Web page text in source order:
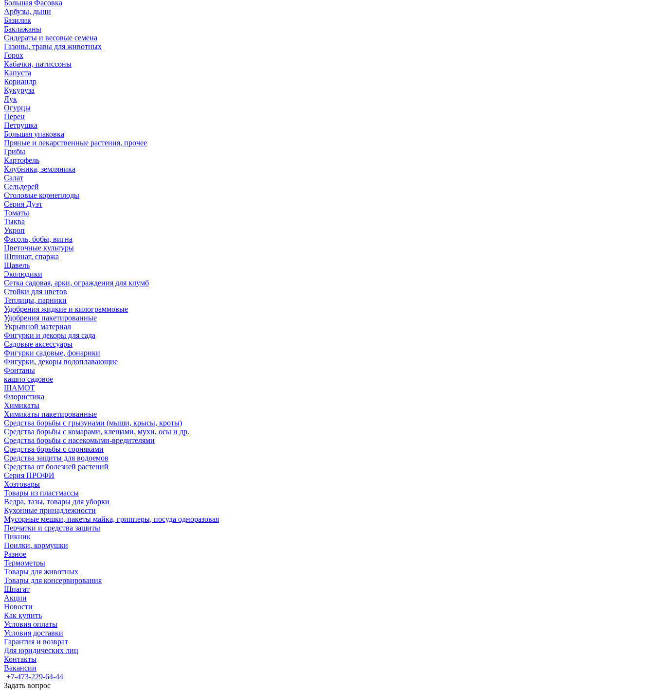
Большая Фасовка
Арбузы, дыни
Базилик
Баклажаны
Сидераты и весовые семена
Газоны, травы для животных
Горох
Кабачки, патиссоны
Капуста
Кориандр
Кукуруза
Лук
Огурцы
Перец
Петрушка
Большая упаковка
Пряные и лекарственные растения, прочее
Грибы
Картофель
Клубника, земляника
Салат
Сельдерей
Столовые корнеплоды
Серия Дуэт
Томаты
Тыква
Укроп
Фасоль, бобы, вигна
Цветочные культуры
Шпинат, спаржа
Щавель
Эколюдики
Сетка садовая, арки, ограждения для клумб
Стойки для цветов
Теплицы, парники
Удобрения жидкие и килограммовые
Удобрения пакетированные
Укрывной материал
Фигурки и декоры для сада
Садовые аксессуары
Фигурки садовые, фонарики
Фигурки, декоры водоплавающие
Фонтаны
кашпо садовое
ШАМОТ
Флористика
Химикаты
Химикаты пакетированные
Средства борьбы с грызунами (мыши, крысы, кроты)
Средства борьбы с комарами, клещами, мухи, осы и др.
Средства борьбы с насекомыми-вредителями
Средства борьбы с сорняками
Средства защиты для водоемов
Средства от болезней растений
Серия ПРОФИ
Хозтовары
Товары из пластмассы
Ведра, тазы, товары для уборки
Кухонные принадлежности
Мусорные мешки, пакеты майка, грипперы, посуда одноразовая
Перчатки и средства защиты
Пикник
Поилки, кормушки
Разное
Термометры
Товары для животных
Товары для консервирования
Шпагат
Акции
Новости
Как купить
Условия оплаты
Условия доставки
Гарантия и возврат
Для юридических лиц
Контакты
Вакансии
+7-473-229-64-44
Задать вопрос